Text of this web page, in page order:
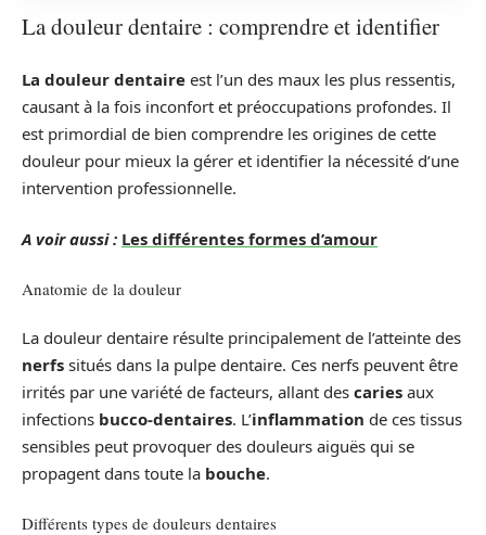
La douleur dentaire : comprendre et identifier
La douleur dentaire est l’un des maux les plus ressentis,
causant à la fois inconfort et préoccupations profondes. Il
est primordial de bien comprendre les origines de cette
douleur pour mieux la gérer et identifier la nécessité d’une
intervention professionnelle.
A voir aussi : Les différentes formes d’amour
Anatomie de la douleur
La douleur dentaire résulte principalement de l’atteinte des
nerfs situés dans la pulpe dentaire. Ces nerfs peuvent être
irrités par une variété de facteurs, allant des caries aux
infections bucco-dentaires. L’inflammation de ces tissus
sensibles peut provoquer des douleurs aiguës qui se
propagent dans toute la bouche.
Différents types de douleurs dentaires